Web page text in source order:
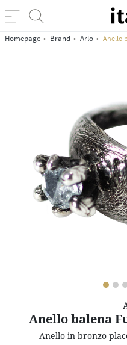
Homepage Brand Arlo Anello
Anello balena
Anello in bronzo